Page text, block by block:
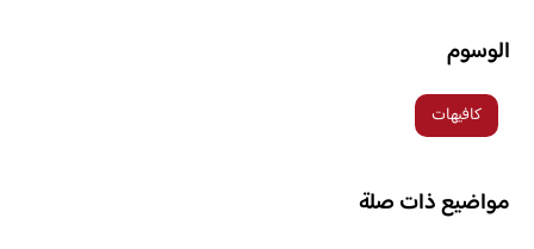
الوسوم
كافيهات
مواضيع ذات صلة